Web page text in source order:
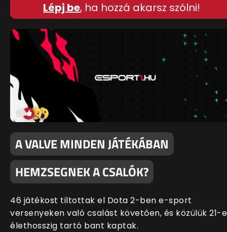
Lépj be, ha hozzá akarsz szólni!
A VALVE MINDEN JÁTÉKÁBAN
HEMZSEGNEK A CSALÓK?
46 játékost tiltottak el Dota 2-ben e-sport
versenyeken való csalást követően, és közülük 21-
élethosszig tartó bant kaptak.